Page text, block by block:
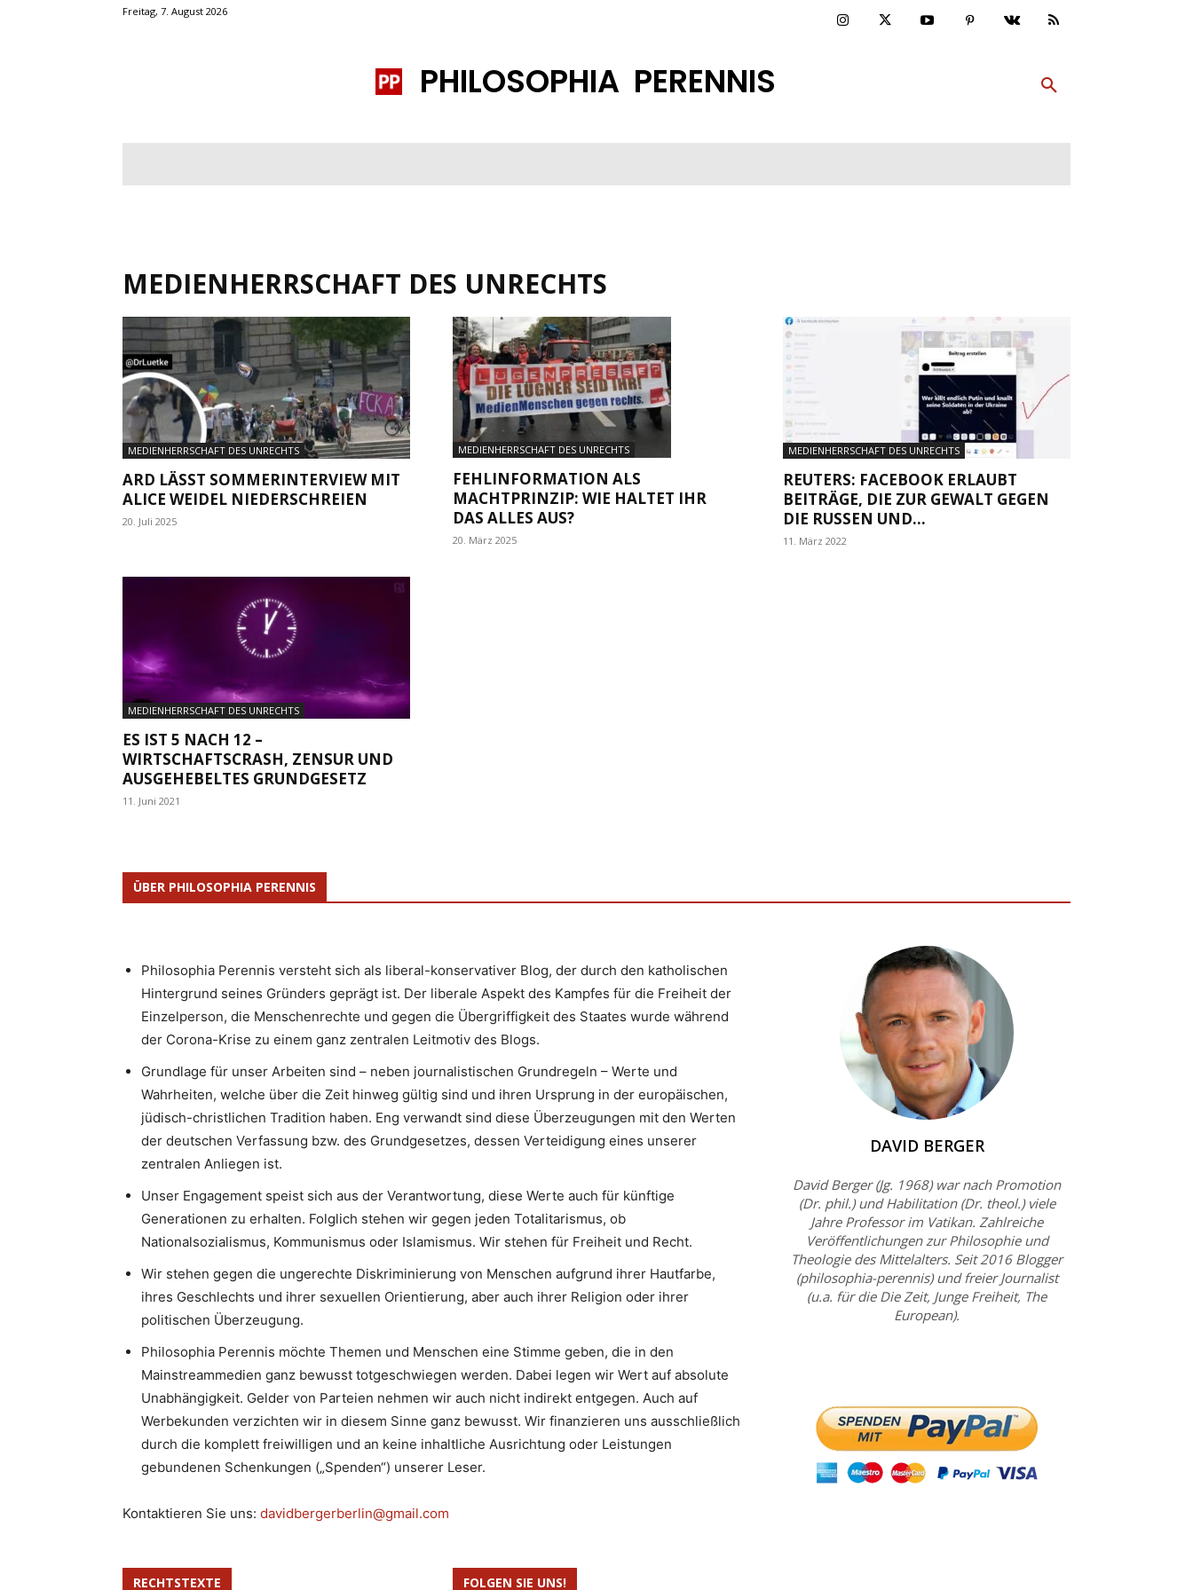
Freitag, 7. August 2026
PHILOSOPHIA PERENNIS
MEDIENHERRSCHAFT DES UNRECHTS
MEDIENHERRSCHAFT DES UNRECHTS
ARD LÄSST SOMMERINTERVIEW MIT
ALICE WEIDEL NIEDERSCHREIEN
20. Juli 2025
MEDIENHERRSCHAFT DES UNRECHTS
FEHLINFORMATION ALS
MACHTPRINZIP: WIE HALTET IHR
DAS ALLES AUS?
20. März 2025
MEDIENHERRSCHAFT DES UNRECHTS
REUTERS: FACEBOOK ERLAUBT
BEITRÄGE, DIE ZUR GEWALT GEGEN
DIE RUSSEN UND...
11. März 2022
MEDIENHERRSCHAFT DES UNRECHTS
ES IST 5 NACH 12 –
WIRTSCHAFTSCRASH, ZENSUR UND
AUSGEHEBELTES GRUNDGESETZ
11. Juni 2021
ÜBER PHILOSOPHIA PERENNIS
Philosophia Perennis versteht sich als liberal-konservativer Blog, der durch den katholischen
Hintergrund seines Gründers geprägt ist. Der liberale Aspekt des Kampfes für die Freiheit der
Einzelperson, die Menschenrechte und gegen die Übergriffigkeit des Staates wurde während
der Corona-Krise zu einem ganz zentralen Leitmotiv des Blogs.
Grundlage für unser Arbeiten sind – neben journalistischen Grundregeln – Werte und
Wahrheiten, welche über die Zeit hinweg gültig sind und ihren Ursprung in der europäischen,
jüdisch-christlichen Tradition haben. Eng verwandt sind diese Überzeugungen mit den Werten
der deutschen Verfassung bzw. des Grundgesetzes, dessen Verteidigung eines unserer
zentralen Anliegen ist.
Unser Engagement speist sich aus der Verantwortung, diese Werte auch für künftige
Generationen zu erhalten. Folglich stehen wir gegen jeden Totalitarismus, ob
Nationalsozialismus, Kommunismus oder Islamismus. Wir stehen für Freiheit und Recht.
Wir stehen gegen die ungerechte Diskriminierung von Menschen aufgrund ihrer Hautfarbe,
ihres Geschlechts und ihrer sexuellen Orientierung, aber auch ihrer Religion oder ihrer
politischen Überzeugung.
Philosophia Perennis möchte Themen und Menschen eine Stimme geben, die in den
Mainstreammedien ganz bewusst totgeschwiegen werden. Dabei legen wir Wert auf absolute
Unabhängigkeit. Gelder von Parteien nehmen wir auch nicht indirekt entgegen. Auch auf
Werbekunden verzichten wir in diesem Sinne ganz bewusst. Wir finanzieren uns ausschließlich
durch die komplett freiwilligen und an keine inhaltliche Ausrichtung oder Leistungen
gebundenen Schenkungen („Spenden“) unserer Leser.
Kontaktieren Sie uns: davidbergerberlin@gmail.com
DAVID BERGER
David Berger (Jg. 1968) war nach Promotion
(Dr. phil.) und Habilitation (Dr. theol.) viele
Jahre Professor im Vatikan. Zahlreiche
Veröffentlichungen zur Philosophie und
Theologie des Mittelalters. Seit 2016 Blogger
(philosophia-perennis) und freier Journalist
(u.a. für die Die Zeit, Junge Freiheit, The
European).
RECHTSTEXTE FOLGEN SIE UNS!